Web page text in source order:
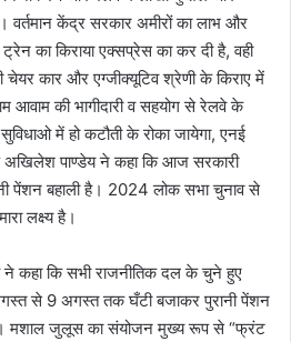
वर्तमान केंद्र सरकार अमीरों का लाभ और
का किराया एक्सप्रेस का कर दी है, वही
कार और एग्जीक्यूटिव श्रेणी के किराए में
की भागीदारी व सहयोग से रेलवे के
में हो कटौती के रोका जायेगा, एनई
पाण्डेय ने कहा कि आज सरकारी
पेंशन बहाली है। 2024 लोक सभा चुनाव से
लक्ष्य है।
ने कहा कि सभी राजनीतिक दल के चुने हुए
से 9 अगस्त तक घँटी बजाकर पुरानी पेंशन
मशाल जुलूस का संयोजन मुख्य रूप से “फ्रंट